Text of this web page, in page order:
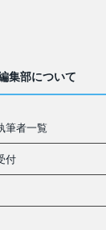
集部について
筆者一覧
付